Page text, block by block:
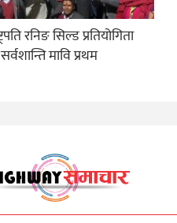
रनिङ सिल्ड प्रतियोगिता
मावि प्रथम